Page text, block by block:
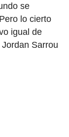
se
lo cierto
igual de
Sarrou